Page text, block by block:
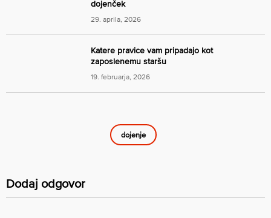
dojenček
29. aprila, 2026
Katere pravice vam pripadajo kot
zaposlenemu staršu
19. februarja, 2026
dojenje
Dodaj odgovor